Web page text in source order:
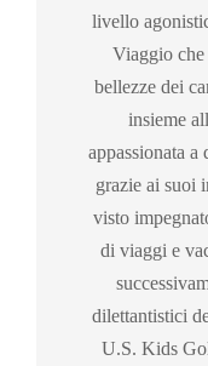
livello
Viaggio che
bellezze dei
insieme
appassionata a
grazie ai suoi
visto
di viaggi e
dilettantistici
U.S. Kids